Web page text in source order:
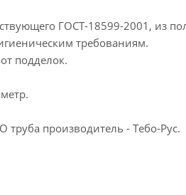
ГОСТ-18599-2001, из
требованиям.
подделок.
производитель - Тебо-Рус.